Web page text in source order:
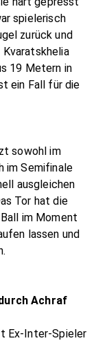
spielerisch
zurück und
Kvaratskhelia
19 Metern in
ein Fall für die
sowohl im
im Semifinale
ausgleichen
Tor hat die
im Moment
lassen und
Achraf
Ex-Inter-Spieler